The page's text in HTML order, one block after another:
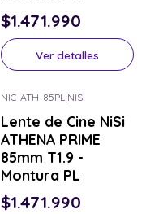
$1.471.990
Ver detalles
NIC-ATH-85PL|NISI
Lente de Cine NiSi
ATHENA PRIME
85mm T1.9 -
Montura PL
$1.471.990